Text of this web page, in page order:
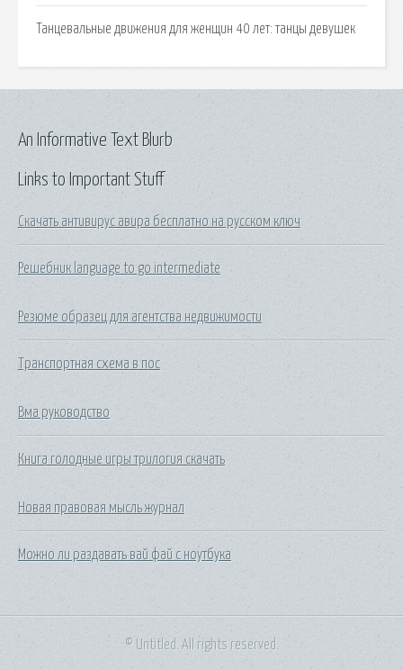
Танцевальные движения для женщин 40 лет: танцы девушек
Links to Important Stuff
Скачать антивирус авира бесплатно на русском ключ
Решебник language to go intermediate
Резюме образец для агентства недвижимости
Транспортная схема в пос
Вма руководство
Книга голодные игры трилогия скачать
Новая правовая мысль журнал
Можно ли раздавать вай фай с ноутбука
An Informative Text Blurb
© Untitled. All rights reserved.